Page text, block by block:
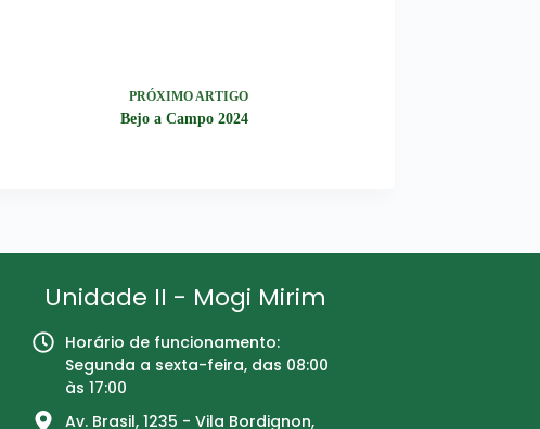
PRÓXIMOARTIGO
Bejo a Campo 2024
Unidade II - Mogi Mirim
Horário de funcionamento:
Segunda a sexta-feira, das 08:00
às 17:00
Av. Brasil, 1235 - Vila Bordignon,